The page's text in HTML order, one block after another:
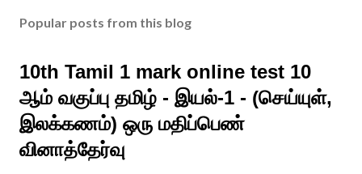
Popular posts from this blog
10th Tamil 1 mark online test 10
ஆம் வகுப்பு தமிழ் - இயல்-1 - (செய்யுள்,
இலக்கணம்) ஒரு மதிப்பெண்
வினாத்தேர்வு